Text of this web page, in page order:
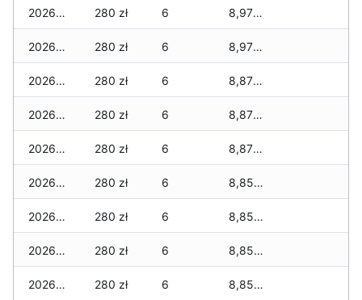
2026-06-02 280 zł 6 8,970 zł
2026-06-01 280 zł 6 8,970 zł
2026-05-31 280 zł 6 8,870 zł
2026-05-30 280 zł 6 8,870 zł
2026-05-29 280 zł 6 8,870 zł
2026-05-28 280 zł 6 8,850 zł
2026-05-27 280 zł 6 8,850 zł
2026-05-26 280 zł 6 8,850 zł
2026-05-25 280 zł 6 8,850 zł